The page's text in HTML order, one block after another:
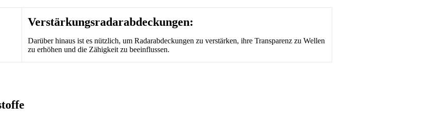
Verstärkungsradarabdeckungen:
Darüber hinaus ist es nützlich, um Radarabdeckungen zu verstärken, ihre Transparenz zu Wellen
zu erhöhen und die Zähigkeit zu beeinflussen.